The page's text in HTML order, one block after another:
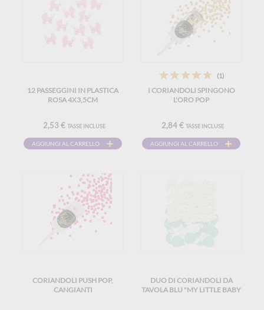
12 PASSEGGINI IN PLASTICA
ROSA 4X3,5CM
2,53 € TASSE INCLUSE
AGGIUNGI AL CARRELLO
(1)
I CORIANDOLI SPINGONO
L'ORO POP
2,84 € TASSE INCLUSE
AGGIUNGI AL CARRELLO
CORIANDOLI PUSH POP,
CANGIANTI
DUO DI CORIANDOLI DA
TAVOLA BLU "MY LITTLE BABY